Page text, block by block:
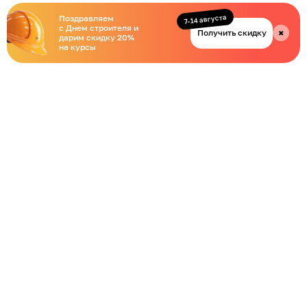
Поздравляем
с Днем строителя и
дарим скидку 20%
на курсы
Получить скидку
7-14 августа
✖